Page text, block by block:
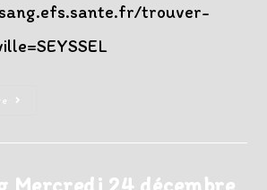
trouver-
Don
2026